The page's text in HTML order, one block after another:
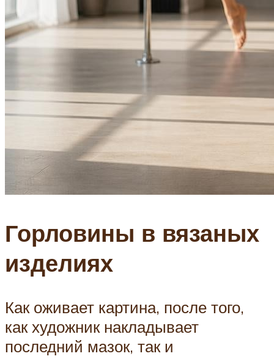
Горловины в вязаных
изделиях
Как оживает картина, после того,
как художник накладывает
последний мазок, так и